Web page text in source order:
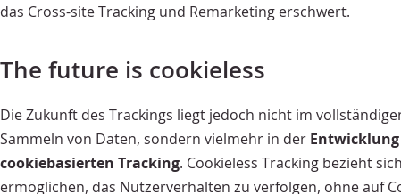
das Cross-site Tracking und Remarketing erschwert.
The future is cookieless
Die Zukunft des Trackings liegt jedoch nicht im
Sammeln von Daten, sondern vielmehr in der
cookiebasierten Tracking. Cookieless Tracking bezieht
ermöglichen, das Nutzerverhalten zu verfolgen, ohne auf